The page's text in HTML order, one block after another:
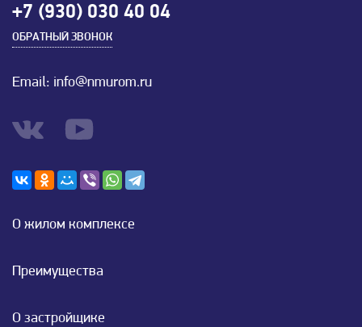
О жилом комплексе
Преимущества
О застройщике
+7 (930) 030 40 04
ОБРАТНЫЙ ЗВОНОК
Email: info@nmurom.ru